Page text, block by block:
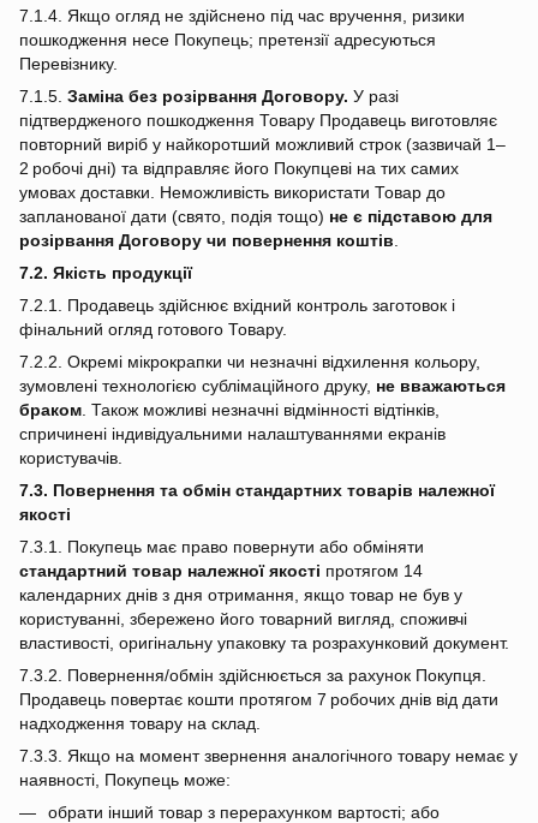
7.1.4. Якщо огляд не здійснено під час вручення, ризики
пошкодження несе Покупець; претензії адресуються
Перевізнику.
7.1.5. Заміна без розірвання Договору. У разі
підтвердженого пошкодження Товару Продавець виготовляє
повторний виріб у найкоротший можливий строк (зазвичай 1–
2 робочі дні) та відправляє його Покупцеві на тих самих
умовах доставки. Неможливість використати Товар до
запланованої дати (свято, подія тощо) не є підставою для
розірвання Договору чи повернення коштів
7.2. Якість продукції
7.2.1. Продавець здійснює вхідний контроль заготовок і
фінальний огляд готового Товару.
7.2.2. Окремі мікрокрапки чи незначні відхилення кольору,
зумовлені технологією сублімаційного друку, не вважаються
браком . Також можливі незначні відмінності відтінків,
спричинені індивідуальними налаштуваннями екранів
користувачів.
7.3. Повернення та обмін стандартних товарів належної
якості
7.3.1. Покупець має право повернути або обміняти
стандартний товар належної якості протягом 14
календарних днів з дня отримання, якщо товар не був у
користуванні, збережено його товарний вигляд, споживчі
властивості, оригінальну упаковку та розрахунковий документ.
7.3.2. Повернення/обмін здійснюється за рахунок Покупця.
Продавець повертає кошти протягом 7 робочих днів від дати
надходження товару на склад.
7.3.3. Якщо на момент звернення аналогічного товару немає у
наявності, Покупець може:
обрати інший товар з перерахунком вартості; або